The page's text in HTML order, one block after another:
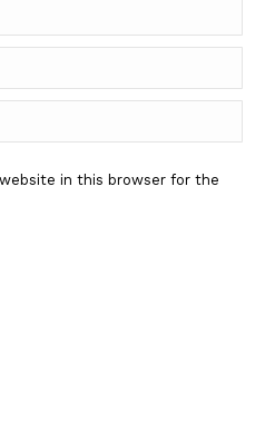
in this browser for the